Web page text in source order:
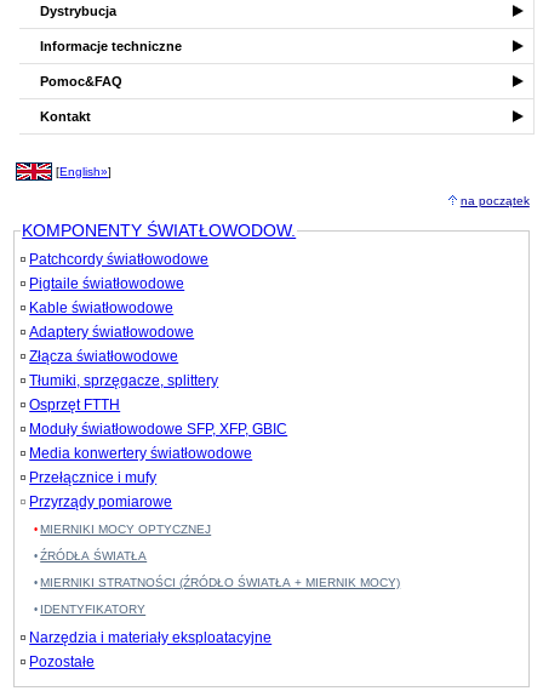
Dystrybucja
Informacje techniczne
Pomoc&FAQ
Kontakt
[English»]
na początek
KOMPONENTY ŚWIATŁOWODOW.
Patchcordy światłowodowe
Pigtaile światłowodowe
Kable światłowodowe
Adaptery światłowodowe
Złącza światłowodowe
Tłumiki, sprzęgacze, splittery
Osprzęt FTTH
Moduły światłowodowe SFP, XFP, GBIC
Media konwertery światłowodowe
Przełącznice i mufy
Przyrządy pomiarowe
MIERNIKI MOCY OPTYCZNEJ
ŹRÓDŁA ŚWIATŁA
MIERNIKI STRATNOŚCI (ŹRÓDŁO ŚWIATŁA + MIERNIK MOCY)
IDENTYFIKATORY
Narzędzia i materiały eksploatacyjne
Pozostałe